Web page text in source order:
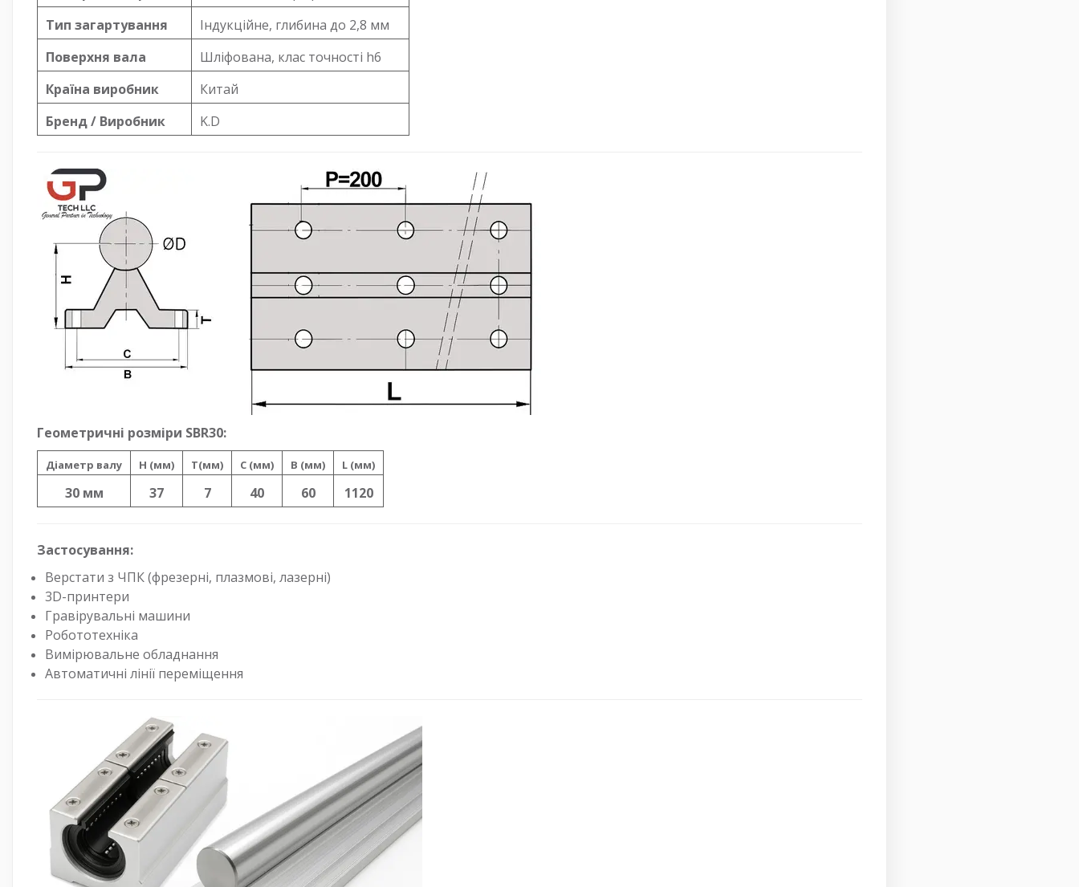
Тип загартування
Індукційне, глибина до 2,8 мм
Поверхня вала
Шліфована, клас точності h6
Країна виробник
Китай
Бренд / Виробник
K.D
Геометричні розміри SBR30:
Діаметр валу H (мм) T(мм) C (мм) B (мм) L (мм)
30 мм 37 7 40 60 1120
Застосування:
Верстати з ЧПК (фрезерні, плазмові, лазерні)
3D-принтери
Гравірувальні машини
Робототехніка
Вимірювальне обладнання
Автоматичні лінії переміщення